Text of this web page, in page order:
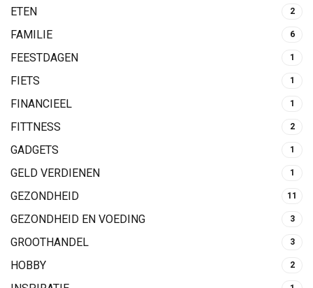
ETEN 2
FAMILIE 6
FEESTDAGEN 1
FIETS 1
FINANCIEEL 1
FITTNESS 2
GADGETS 1
GELD VERDIENEN 1
GEZONDHEID 11
GEZONDHEID EN VOEDING 3
GROOTHANDEL 3
HOBBY 2